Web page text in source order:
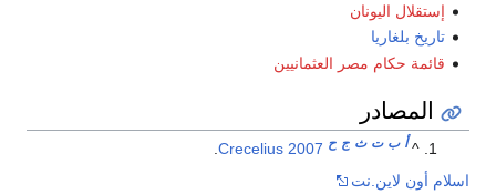
إستقلال اليونان
تاريخ بلغاريا
قائمة حكام مصر العثمانيين
المصادر
^أ ب ت ث ج ح Crecelius 2007
.
اسلام أون لاين.نت